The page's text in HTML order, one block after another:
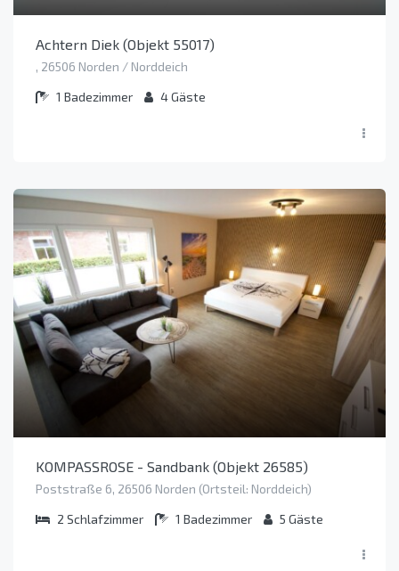
Achtern Diek (Objekt 55017)
, 26506 Norden / Norddeich
1 Badezimmer 4Gäste
KOMPASSROSE - Sandbank (Objekt 26585)
Poststraße 6, 26506 Norden (Ortsteil: Norddeich)
2 Schlafzimmer 1 Badezimmer 5 Gäste